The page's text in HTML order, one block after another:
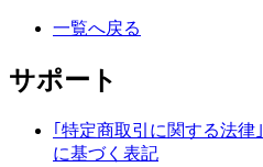
一覧へ戻る
サポート
｢特定商取引に関する法律｣
に基づく表記